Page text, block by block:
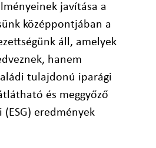
javítása a
középpontjában a
áll, amelyek
hanem
tulajdonú iparági
és meggyőző
eredmények